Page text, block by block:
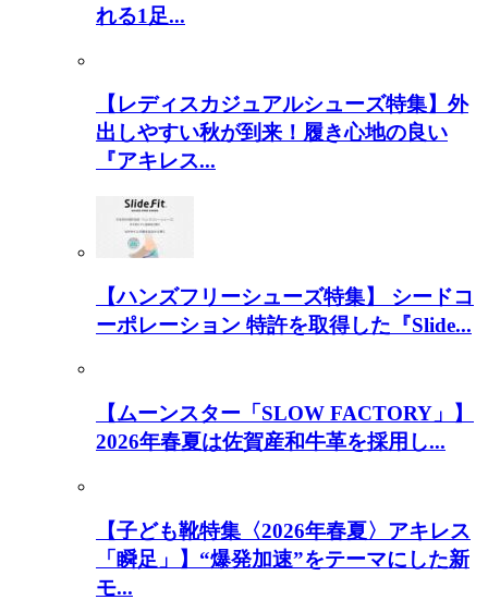
れる1足...
【レディスカジュアルシューズ特集】外
出しやすい秋が到来！履き心地の良い
『アキレス...
【ハンズフリーシューズ特集】 シードコ
ーポレーション 特許を取得した『Slide...
【ムーンスター「SLOW FACTORY」】
2026年春夏は佐賀産和牛革を採用し...
【子ども靴特集〈2026年春夏〉アキレス
「瞬足」】“爆発加速”をテーマにした新
モ...